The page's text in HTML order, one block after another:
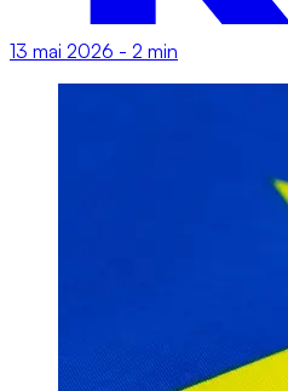
13 mai 2026 - 2 min